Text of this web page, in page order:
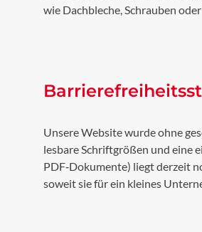
wie Dachbleche, Schrauben
Unsere Website wurde ohne
lesbare Schriftgrößen und eine
PDF‑Dokumente) liegt derzeit
soweit sie für ein kleines